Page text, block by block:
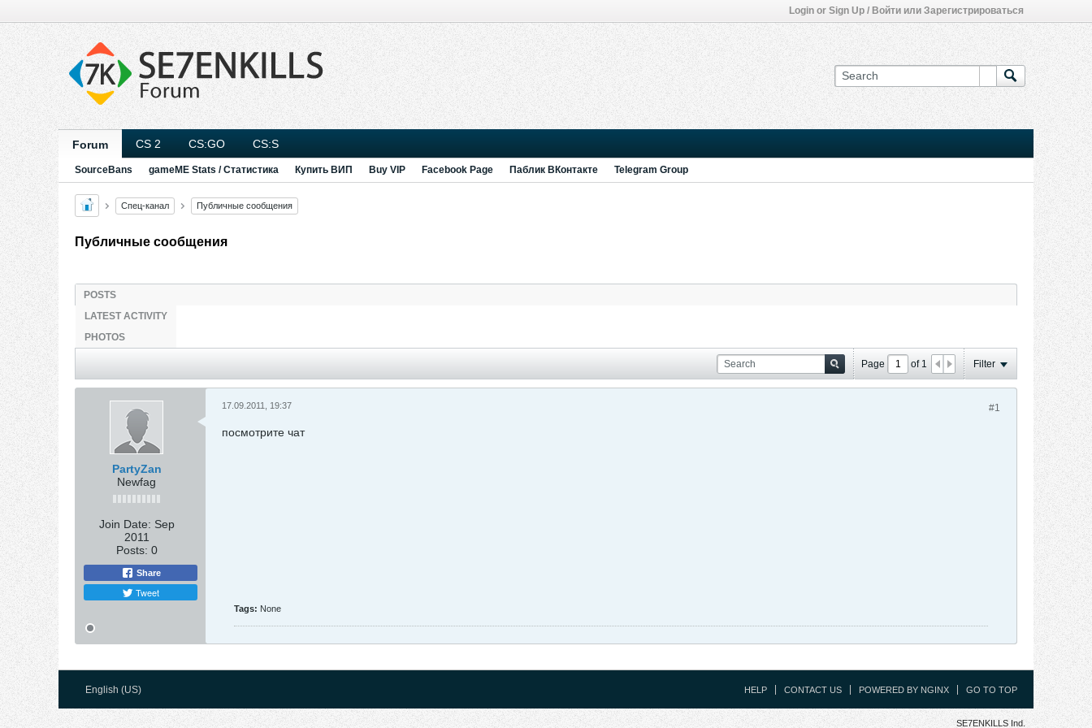
Login or Sign Up / Войти или Зарегистрироваться
Forum CS 2 CS:GO CS:S
SourceBans gameME Stats / Статистика Купить ВИП Buy VIP Facebook Page Паблик ВКонтакте Telegram Group
Спец-канал Публичные сообщения
Публичные сообщения
POSTS
LATEST ACTIVITY
PHOTOS
Page of 1 Filter
PartyZan
Newfag
Join Date: Sep
2011
Posts: 0
Share
Tweet
#1
17.09.2011, 19:37
посмотрите чат
Tags: None
English (US) HELP CONTACT US POWERED BY NGINX GO TO TOP
SE7ENKILLS Ind.